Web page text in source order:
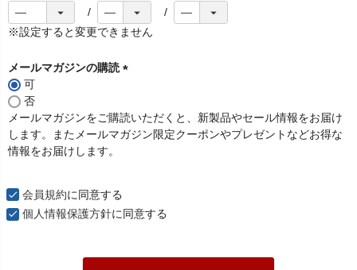
※設定すると変更できません
メールマガジンの購読
須
)
可
否
メールマガジンをご購読いただくと、新製品やセール情報をお届け
します。またメールマガジン限定クーポンやプレゼントなどお得な
情報をお届けします。
会員規約に同意する
個人情報保護方針に同意する